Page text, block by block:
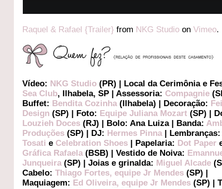
Raquel & Rafael {Trailer} from NKG Studio onVimeo.
Vídeo: NKG Studio (PR) | Local da Cerimônia e
Sea Club, Ilhabela, SP | Assessoria: Compagnie
Buffet: Bendita Cozinha (Ilhabela) | Decoração:
Design (SP) | Foto: Equipe Juliana Mozart (SP) |
Louzieh Doces (RJ) | Bolo: Ana Luiza | Banda:
Produções (SP) | DJ: Hermes Pinna |
Tosati e Celebration Shoes | Papelaria: Dot Paper
Gráfica Rafaela (BSB) | Vestido de Noiva:
Junqueira (SP) | Joias e grinalda: Miguel Alcade
Cabelo:Thiago Fortes, equipe Jr Mendes (SP) |
Maquiagem: Ed Oliveira, equipe Jr Mendes (SP) |